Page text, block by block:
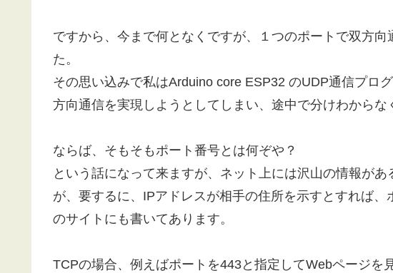
ですから、今まで何となくですが、１つのポートで双方
た。
その思い込みで私はArduino core ESP32 のUDP通信プロ
方向通信を実現しようとしてしまい、途中で分けわからな
ならば、そもそもポート番号とは何ぞや？
という話になって来ますが、ネット上には沢山の情報が
が、要するに、IPアドレスが相手の住所を示すとすれば、
のサイトにも書いてあります。
TCPの場合、例えばポートを443と指定してWebページを